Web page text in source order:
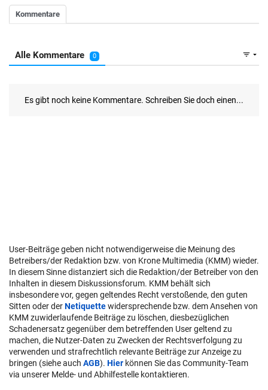
User-Beiträge geben nicht notwendigerweise die Meinung des
Betreibers/der Redaktion bzw. von Krone Multimedia (KMM) wieder.
In diesem Sinne distanziert sich die Redaktion/der Betreiber von den
Inhalten in diesem Diskussionsforum. KMM behält sich
insbesondere vor, gegen geltendes Recht verstoßende, den guten
Sitten oder derNetiquettewidersprechende bzw. dem Ansehen von
KMM zuwiderlaufende Beiträge zu löschen, diesbezüglichen
Schadenersatz gegenüber dem betreffenden User geltend zu
machen, die Nutzer-Daten zu Zwecken der Rechtsverfolgung zu
verwenden und strafrechtlich relevante Beiträge zur Anzeige zu
bringen (siehe auch AGB). Hier können Sie das Community-Team
via unserer Melde- und Abhilfestelle kontaktieren.